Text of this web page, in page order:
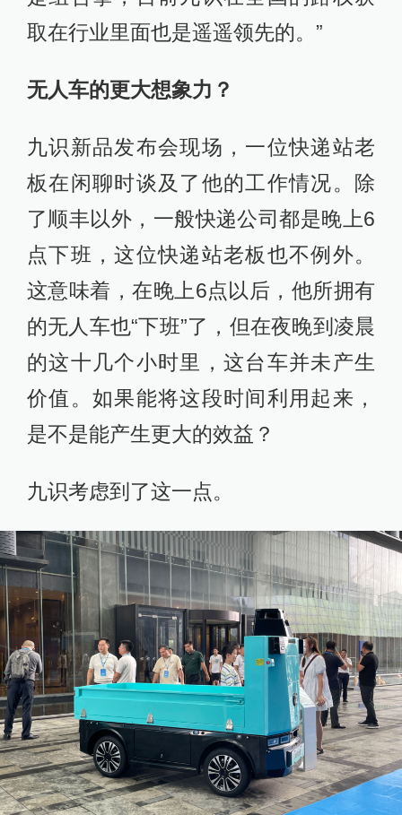
取在行业里面也是遥遥领先的。”
无人车的更大想象力？
九识新品发布会现场，一位快递站老
板在闲聊时谈及了他的工作情况。除
了顺丰以外，一般快递公司都是晚上6
点下班，这位快递站老板也不例外。
这意味着，在晚上6点以后，他所拥有
的无人车也“下班”了，但在夜晚到凌晨
的这十几个小时里，这台车并未产生
价值。如果能将这段时间利用起来，
是不是能产生更大的效益？
九识考虑到了这一点。